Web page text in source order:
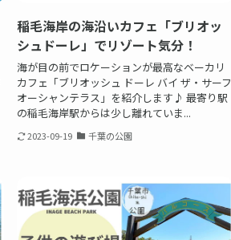
稲毛海岸の海沿いカフェ「ブリオッ
シュドーレ」でリゾート気分！
海が目の前でロケーションが最高なベーカリ
カフェ「ブリオッシュ ドーレ バイ ザ・サーフ
オーシャンテラス」を紹介します♪ 最寄り駅
の稲毛海岸駅からは少し離れていま...
2023-09-19 千葉の公園